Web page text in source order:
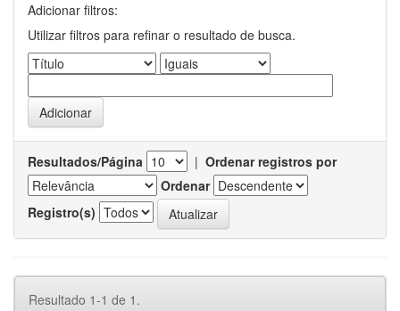
Adicionar filtros:
Utilizar filtros para refinar o resultado de busca.
Resultados/Página | Ordenar registros por
Ordenar
Registro(s)
Resultado 1-1 de 1.